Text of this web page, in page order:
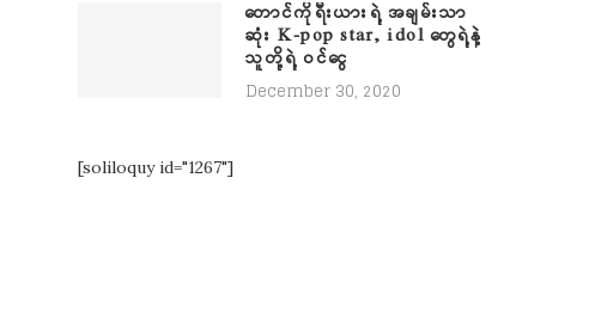
တောင်ကိုရီးယားရဲ့ အချမ်းသာ
ဆုံး K-pop star, idol တွေရဲ့နဲ့
သူတို့ရဲ့ ဝင်ငွေ
December 30, 2020
[soliloquy id="1267"]